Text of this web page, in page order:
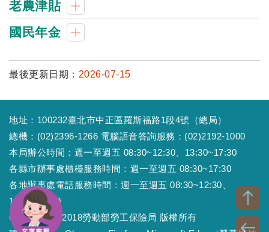
老農津貼
國民年金
最後更新日期： 2026-07-15
地址：100232臺北市中正區羅斯福路1段4號（總局）
總機：(02)2396-1266 電腦語音答詢服務：(02)2192-1000
本局辦公時間：週一至週五 08:30~12:30、13:30~17:30
各縣市辦事處櫃檯服務時間：週一至週五 08:30~17:30
各地辦事處電話服務時間：週一至週五 08:30~12:30、
13:30~17:30
Copyright © 2018勞動部勞工保險局 版權所有